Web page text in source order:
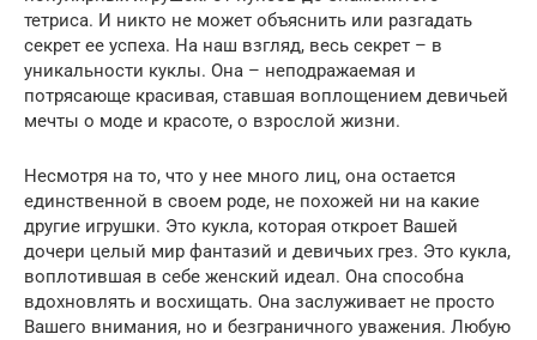
тетриса. И никто не может объяснить или разгадать
секрет ее успеха. На наш взгляд, весь секрет – в
уникальности куклы. Она – неподражаемая и
потрясающе красивая, ставшая воплощением девичьей
мечты о моде и красоте, о взрослой жизни.
Несмотря на то, что у нее много лиц, она остается
единственной в своем роде, не похожей ни на какие
другие игрушки. Это кукла, которая откроет Вашей
дочери целый мир фантазий и девичьих грез. Это кукла,
воплотившая в себе женский идеал. Она способна
вдохновлять и восхищать. Она заслуживает не просто
Вашего внимания, но и безграничного уважения. Любую